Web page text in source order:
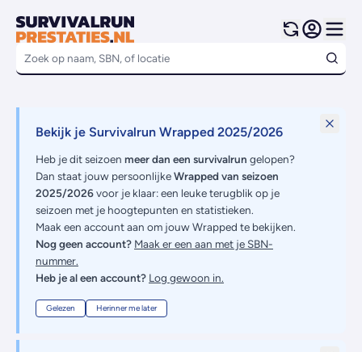
Bekijk je Survivalrun Wrapped 2025/2026
Heb je dit seizoen meer dan een survivalrun gelopen?
Dan staat jouw persoonlijkeWrapped van seizoen
2025/2026voor je klaar: een leuke terugblik op je
seizoen met je hoogtepunten en statistieken.
Maak een account aan om jouw Wrapped te bekijken.
Nog geen account? Maak er een aan met je SBN-
nummer.
Heb je al een account? Log gewoon in.
Gelezen Herinner me later